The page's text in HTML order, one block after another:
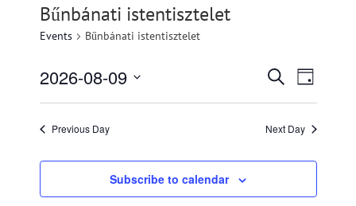
Bűnbánati istentisztelet
Events Bűnbánati istentisztelet
Events
Views
Navigation
SearchEvent
Day
2026-08-09
Select
date.Previous Day Next Day
Subscribe to calendar